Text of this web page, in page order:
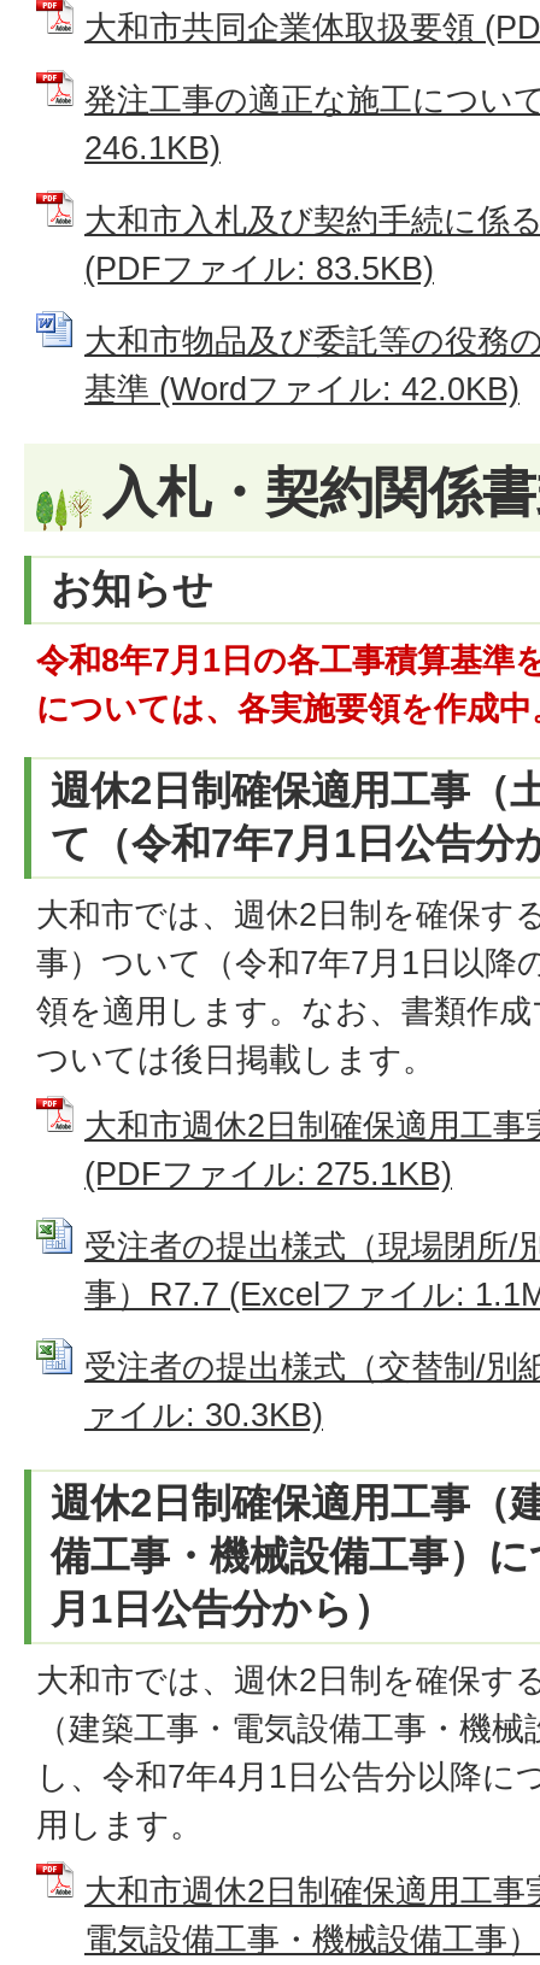
大和市共同企業体取扱要領
発注工事の適正な施工につい
246.1KB)
大和市入札及び契約手続に係
(PDFファイル: 83.5KB)
大和市物品及び委託等の役務
基準 (Wordファイル: 42.0KB)
入札・契約関係
お知らせ
令和8年7月1日の各工事積算基準
については、各実施要領を作成中
週休2日制確保適用工事（
て（令和7年7月1日公告分
大和市では、週休2日制を確保す
事）ついて（令和7年7月1日以降
領を適用します。なお、書類作
ついては後日掲載します。
大和市週休2日制確保適用工
(PDFファイル: 275.1KB)
受注者の提出様式（現場閉所/
事）R7.7 (Excelファイル:
受注者の提出様式（交替制/別
ァイル: 30.3KB)
週休2日制確保適用工事（
備工事・機械設備工事）
月1日公告分から）
大和市では、週休2日制を確保す
（建築工事・電気設備工事・機
し、令和7年4月1日公告分以降に
用します。
大和市週休2日制確保適用工
電気設備工事・機械設備工事